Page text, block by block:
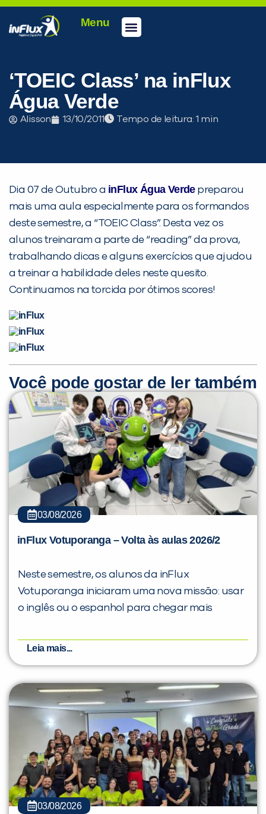
Menu
‘TOEIC Class’ na inFlux
Água Verde
Alisson 13/10/2011 Tempo de leitura:
Dia 07 de Outubro a inFlux Água Verdepreparou
mais uma aula especialmente para os formandos
deste semestre, a “TOEIC Class”. Desta vez os
alunos treinaram a parte de “reading” da prova,
trabalhando dicas e alguns exercícios que ajudou
a treinar a habilidade deles neste quesito.
Continuamos na torcida por ótimos scores!
Você pode gostar de ler também
03/08/2026
inFlux Votuporanga – Volta às aulas 2026/2
Neste semestre, os alunos da inFlux
Votuporanga iniciaram uma nova missão: usar
o inglês ou o espanhol para chegar mais
Leia mais...
03/08/2026
PEÇA UMA DEMONSTRAÇÃO DE MÉTODO
Não encontramos nenhuma unidade
inFlux nesta cidade ou bairro que
você digitou.
Preencha com seus dados abaixo e
já vamos te colocar em contato
com a:
VOLTAR